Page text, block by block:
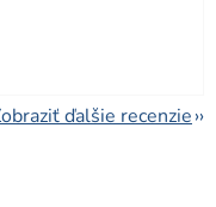
ďalšie recenzie